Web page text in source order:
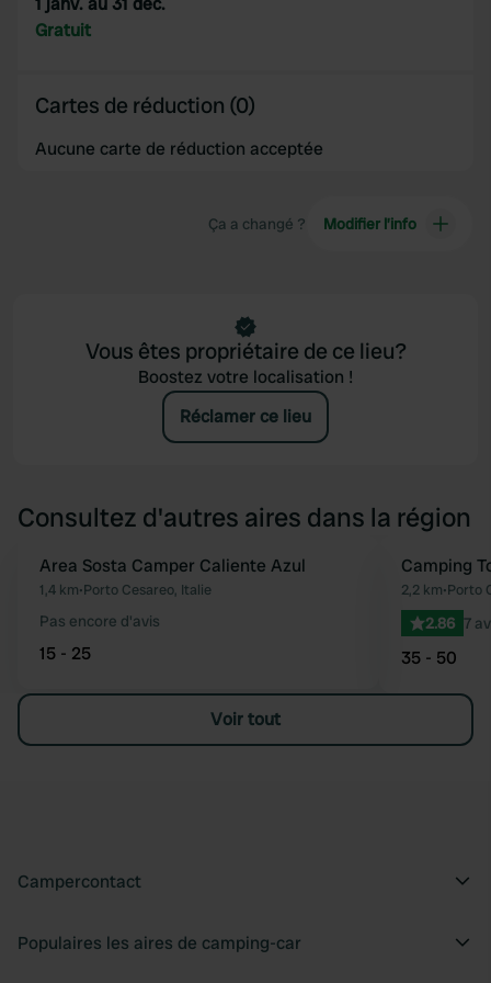
Gratuit
Cartes de réduction (0)
Aucune carte de réduction acceptée
Ça a changé ? Modifier l’info
Vous êtes propriétaire de ce lieu?
Boostez votre localisation !
Réclamer ce lieu
Consultez d'autres aires dans la région
Préféré
Area Sosta Camper Caliente Azul
1,4 km•Porto Cesareo, Italie
Pas encore d'avis
15 - 25
Camping
2,2 km•Porto
2.86 7
35 - 50
Voir tout
Campercontact
Populaires les aires de camping-car